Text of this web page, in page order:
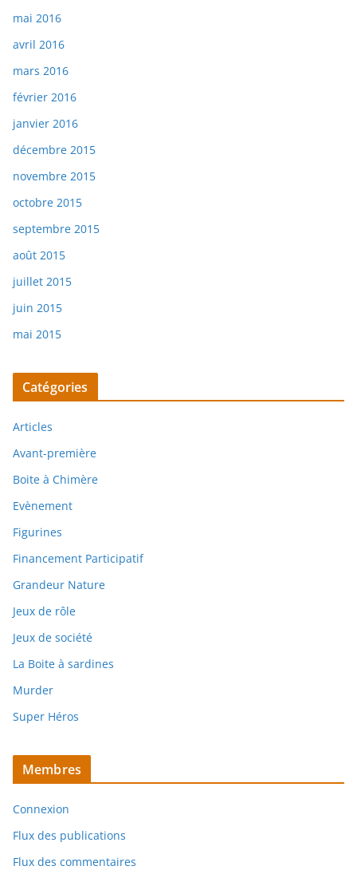
mai 2016
avril 2016
mars 2016
février 2016
janvier 2016
décembre 2015
novembre 2015
octobre 2015
septembre 2015
août 2015
juillet 2015
juin 2015
mai 2015
Catégories
Articles
Avant-première
Boite à Chimère
Evènement
Figurines
Financement Participatif
Grandeur Nature
Jeux de rôle
Jeux de société
La Boite à sardines
Murder
Super Héros
Membres
Connexion
Flux des publications
Flux des commentaires